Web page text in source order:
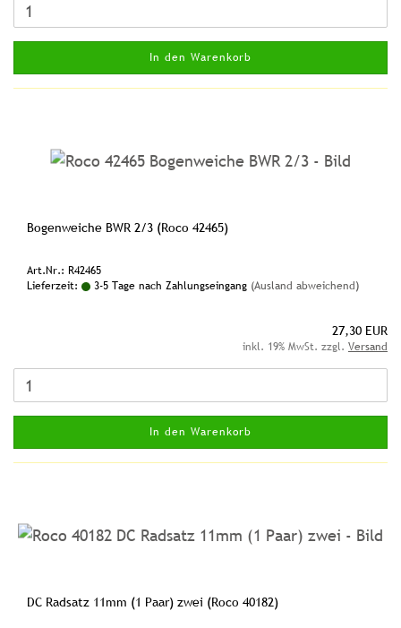
In den Warenkorb
Bogenweiche BWR 2/3 (Roco 42465)
Art.Nr.: R42465
Lieferzeit:
3-5 Tage nach Zahlungseingang (Ausland abweichend)
27,30 EUR
inkl. 19% MwSt. zzgl. Versand
In den Warenkorb
DC Radsatz 11mm (1 Paar) zwei (Roco 40182)